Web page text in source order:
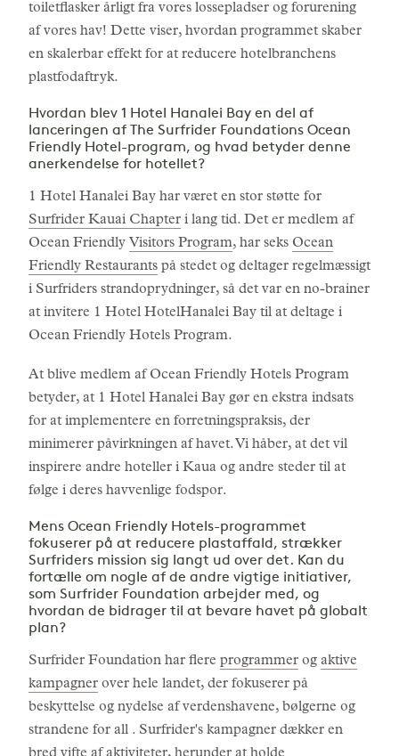
toiletflasker årligt fra vores lossepladser og forurening
af vores hav! Dette viser, hvordan programmet skaber
en skalerbar effekt for at reducere hotelbranchens
plastfodaftryk.
Hvordan blev 1 Hotel Hanalei Bay en del af
lanceringen af The Surfrider Foundations Ocean
Friendly Hotel-program, og hvad betyder denne
anerkendelse for hotellet?
1 Hotel Hanalei Bay har været en stor støtte for
Surfrider Kauai Chapter i lang tid. Det er medlem af
Ocean Friendly Visitors Program, har seks Ocean
Friendly Restaurants på stedet og deltager regelmæssigt
i Surfriders strandoprydninger, så det var en no-brainer
at invitere 1 Hotel HotelHanalei Bay til at deltage i
Ocean Friendly Hotels Program.
At blive medlem af Ocean Friendly Hotels Program
betyder, at 1 Hotel Hanalei Bay gør en ekstra indsats
for at implementere en forretningspraksis, der
minimerer påvirkningen af havet. Vi håber, at det vil
inspirere andre hoteller i Kaua og andre steder til at
følge i deres havvenlige fodspor.
Mens Ocean Friendly Hotels-programmet
fokuserer på at reducere plastaffald, strækker
Surfriders mission sig langt ud over det. Kan du
fortælle om nogle af de andre vigtige initiativer,
som Surfrider Foundation arbejder med, og
hvordan de bidrager til at bevare havet på globalt
plan?
Surfrider Foundation har flere programmer og aktive
kampagner over hele landet, der fokuserer på
beskyttelse og nydelse af verdenshavene, bølgerne og
strandene for all . Surfrider's kampagner dækker en